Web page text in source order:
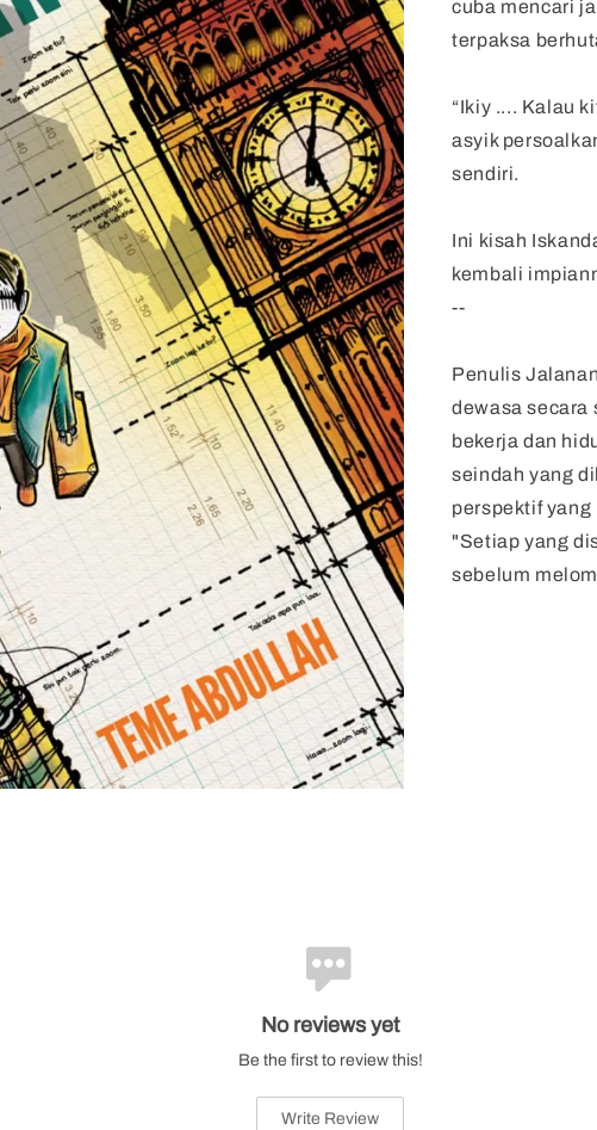
cuba mencari
terpaksa
“Ikiy .... Kalau
asyik
sendiri.
Ini kisah
kembali
--
Penulis
dewasa secara
bekerja dan
seindah yang
perspektif yang
"Setiap yang
sebelum
No reviews yet
Be the first to review this!
Write Review